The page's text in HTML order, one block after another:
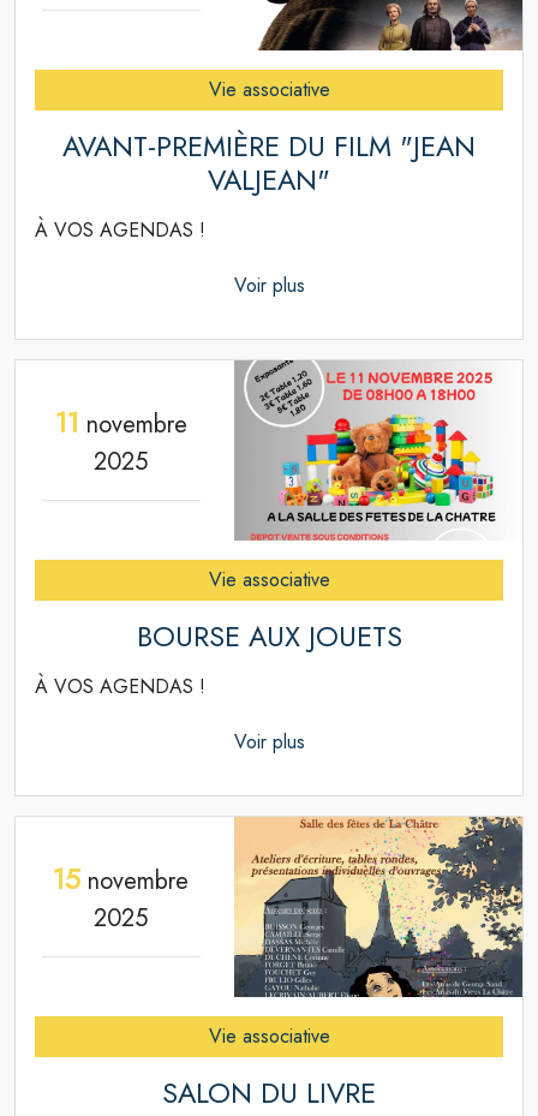
Vie associative
AVANT-PREMIÈRE DU FILM "JEAN
VALJEAN"
À VOS AGENDAS !
Voir plus
11 novembre
2025
Vie associative
BOURSE AUX JOUETS
À VOS AGENDAS !
Voir plus
15 novembre
2025
Vie associative
SALON DU LIVRE